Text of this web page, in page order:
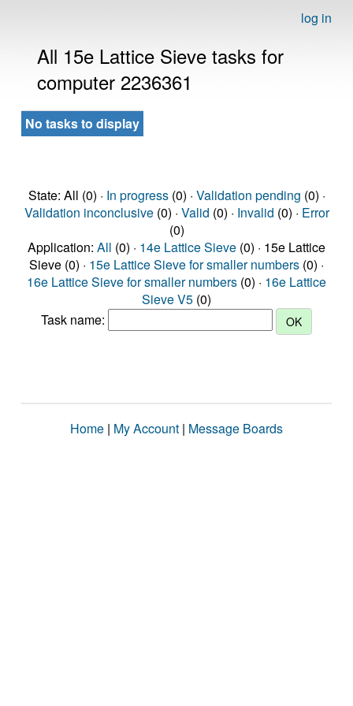
log in
All 15e Lattice Sieve tasks for
computer 2236361
No tasks to display
State: All (0) · In progress(0) · Validation pending (0) ·
Validation inconclusive(0) · Valid (0) · Invalid (0) · Error
(0)
Application: All (0) · 14e Lattice Sieve (0) · 15e Lattice
Sieve (0) · 15e Lattice Sieve for smaller numbers (0) ·
16e Lattice Sieve for smaller numbers (0) · 16e Lattice
Sieve V5 (0)
Task name:
Home | My Account | Message Boards